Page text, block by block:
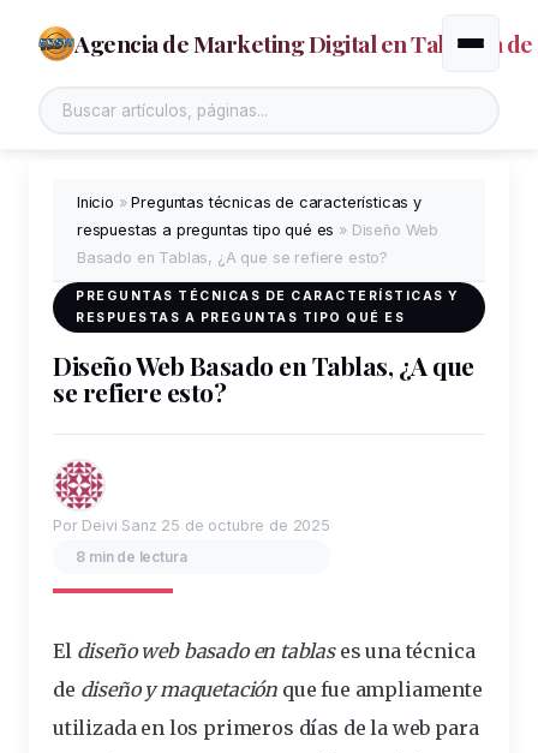
Agencia de Marketing Digital en Talavera de
Alternar
Inicio »Preguntas técnicas de características y
respuestas a preguntas tipo qué es » Diseño Web
Basado en Tablas, ¿A que se refiere esto?
PREGUNTAS TÉCNICAS DE CARACTERÍSTICAS Y
RESPUESTAS A PREGUNTAS TIPO QUÉ ES
Diseño Web Basado en Tablas, ¿A que
se refiere esto?
Por Deivi Sanz 25 de octubre de 2025
8 min de lectura
El diseño web basadoen tablases una técnica
de diseño y maquetación que fue ampliamente
utilizada en los primeros días de la web para